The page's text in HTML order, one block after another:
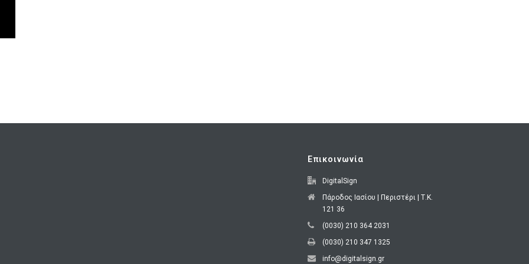
Επικοινωνία
DigitalSign
Πάροδος Ιασίου | Περιστέρι | Τ.Κ.
121 36
(0030) 210 364 2031
(0030) 210 347 1325
info@digitalsign.gr